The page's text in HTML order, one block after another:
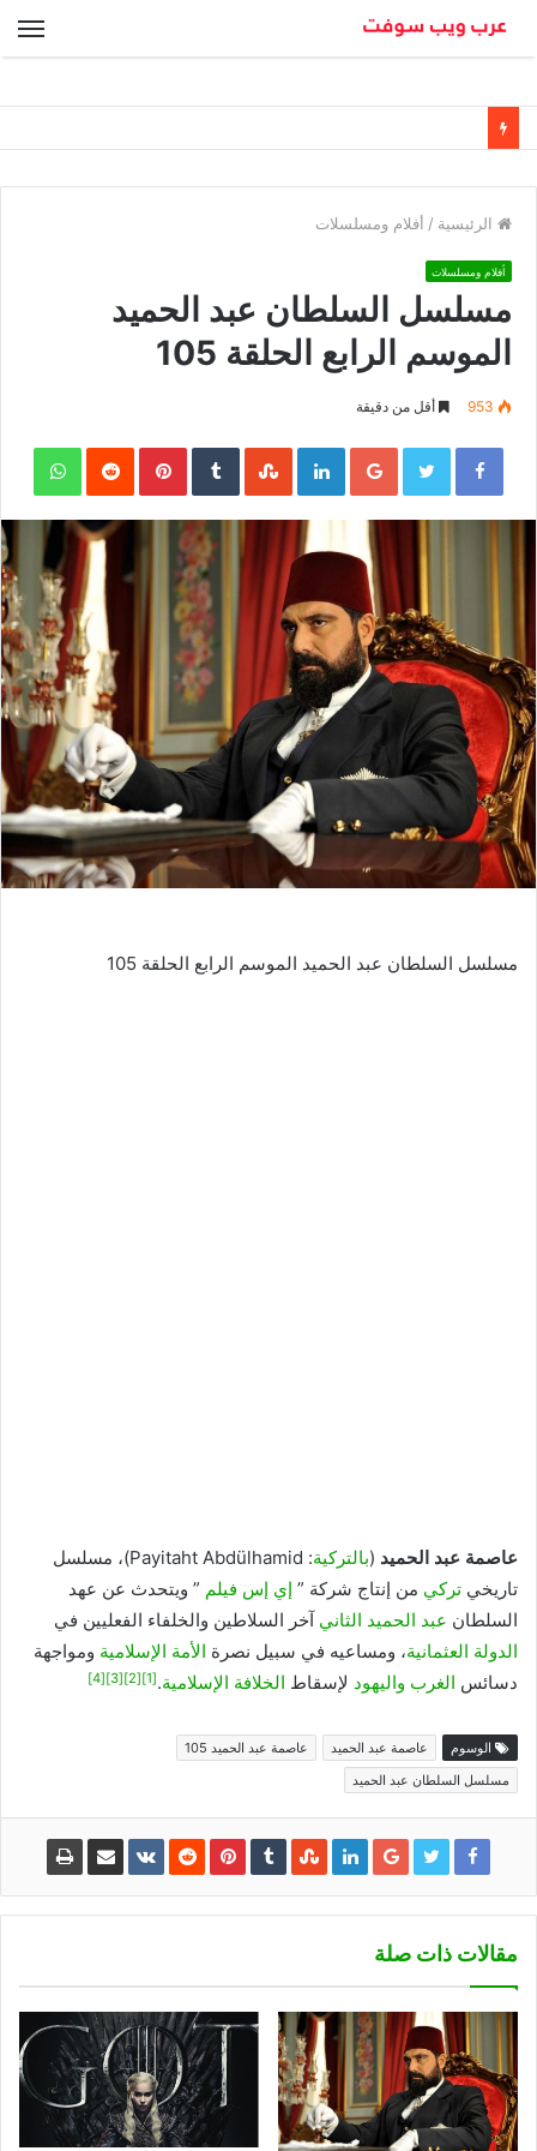
الرئيسية / أفلام ومسلسلات
أفلام ومسلسلات
مسلسل السلطان عبد الحميد
الموسم الرابع الحلقة 105
953 أقل من دقيقة
Facebook
Twitter
Google+
LinkedIn
Pinterest
مسلسل السلطان عبد الحميد الموسم الرابع الحلقة 105
عاصمة عبد الحميد (بالتركية:
Payitaht Abdülhamid)، مسلسل
تاريخي تركي من إنتاج شركة ” إي إس فيلم ” ويتحدث عن عهد
السلطان عبد الحميد الثاني آخر السلاطين والخلفاء الفعليين في
الدولة العثمانية، ومساعيه في سبيل نصرة الأمة الإسلامية ومواجهة
دسائس الغرب واليهود لإسقاط الخلافة الإسلامية.
[1]
[2]
[3]
[4]
الوسوم عاصمة عبد الحميد
عاصمة عبد الحميد 105
مسلسل السلطان عبد الحميد
مقالات ذات صلة